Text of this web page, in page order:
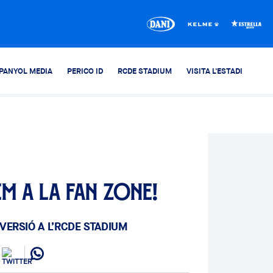
MEDIA PERICO ID RCDE STADIUM VISITA L'ESTADI
a la Fan Zone!
A L’RCDE STADIUM